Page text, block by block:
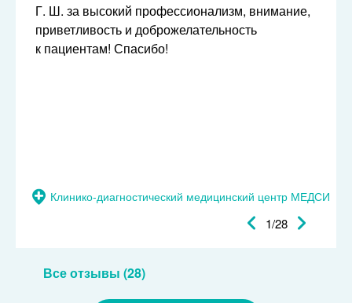
Клинико-диагностический медицинский центр МЕДСИ
Г. Ш. за высокий профессионализм, внимание,
приветливость и доброжелательность
к пациентам! Спасибо!
1/28
Все отзывы (28)